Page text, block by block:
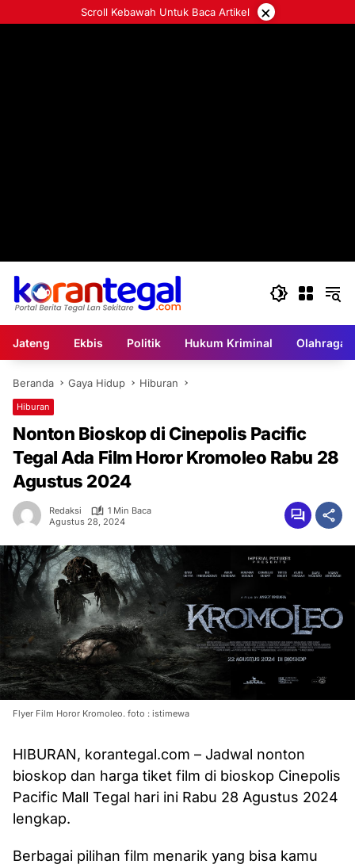
ke
Scroll Kebawah Untuk Baca Artikel ×
Jateng Ekbis Politik Hukum Kriminal Olahraga
Beranda Gaya Hidup Hiburan
Hiburan
Nonton Bioskop di Cinepolis Pacific
Tegal Ada Film Horor Kromoleo Rabu 28
Agustus 2024
Redaksi
1 Min Baca
Agustus 28, 2024
Flyer Film Horor Kromoleo. foto : istimewa
HIBURAN, korantegal.com – Jadwal nonton
bioskop dan harga tiket film di bioskop Cinepolis
Pacific Mall Tegal hari ini Rabu 28 Agustus 2024
lengkap.
Berbagai pilihan film menarik yang bisa kamu